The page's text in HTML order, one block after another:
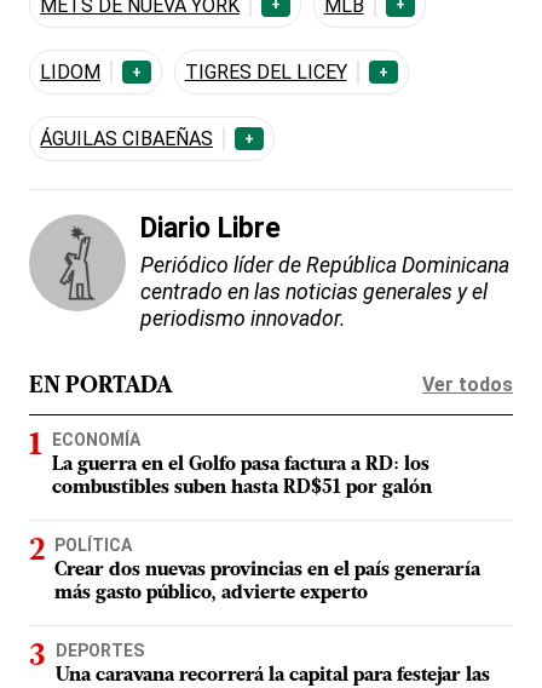
METS DE NUEVA YORK + MLB +
LIDOM + TIGRES DEL LICEY +
ÁGUILAS CIBAEÑAS +
Diario Libre
Periódico líder de República Dominicana
centrado en las noticias generales y el
periodismo innovador.
EN PORTADA Ver todos
ECONOMÍA
La guerra en el Golfo pasa factura a RD: los
combustibles suben hasta RD$51 por galón
POLÍTICA
Crear dos nuevas provincias en el país generaría
más gasto público, advierte experto
DEPORTES
Una caravana recorrerá la capital para festejar las